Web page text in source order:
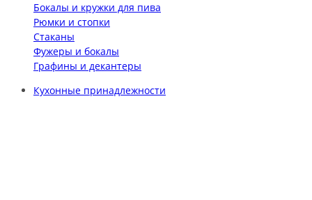
Бокалы и кружки для пива
Рюмки и стопки
Стаканы
Фужеры и бокалы
Графины и декантеры
Кухонные принадлежности